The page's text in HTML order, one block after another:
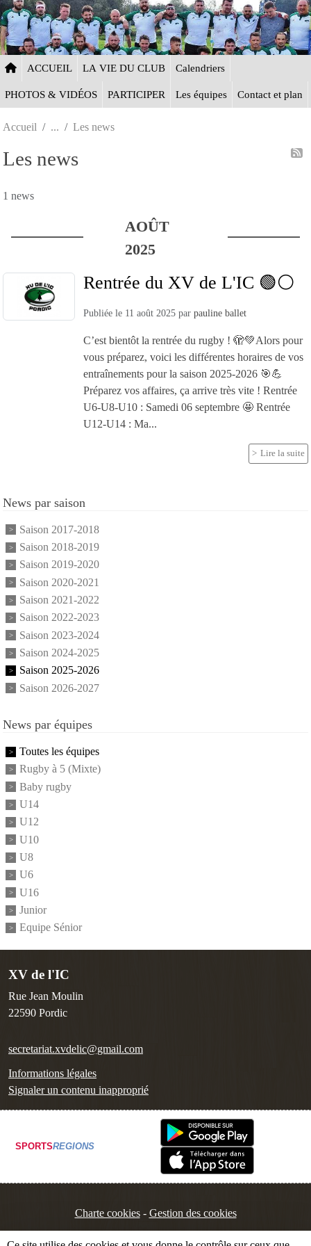
ACCUEIL LA VIE DU CLUB Calendriers
PHOTOS & VIDÉOS PARTICIPER Les équipes Contact et plan
Accueil Les news
Les news
1 news
AOÛT
2025
Rentrée du XV de L'IC 🟢⚪
Publiée le 11 août 2025 par pauline ballet
C’est bientôt la rentrée du rugby ! 🫣💚Alors pour
vous préparez, voici les différentes horaires de vos
entraînements pour la saison 2025-2026 🎯💪
Préparez vos affaires, ça arrive très vite ! Rentrée
U6-U8-U10 : Samedi 06 septembre 🤩 Rentrée
U12-U14 : Ma...
Lire la suite
News par saison
Saison 2017-2018
Saison 2018-2019
Saison 2019-2020
Saison 2020-2021
Saison 2021-2022
Saison 2022-2023
Saison 2023-2024
Saison 2024-2025
Saison 2025-2026
Saison 2026-2027
News par équipes
Toutes les équipes
Rugby à 5 (Mixte)
Baby rugby
U14
U12
U10
U8
U6
U16
Junior
Equipe Sénior
XV de l'IC
Rue Jean Moulin
22590 Pordic
secretariat.xvdelic@gmail.com
Informations légales
Signaler un contenu inapproprié
SPORTSREGIONS
Charte cookies Gestion des cookies
Panneau de gestion des cookies